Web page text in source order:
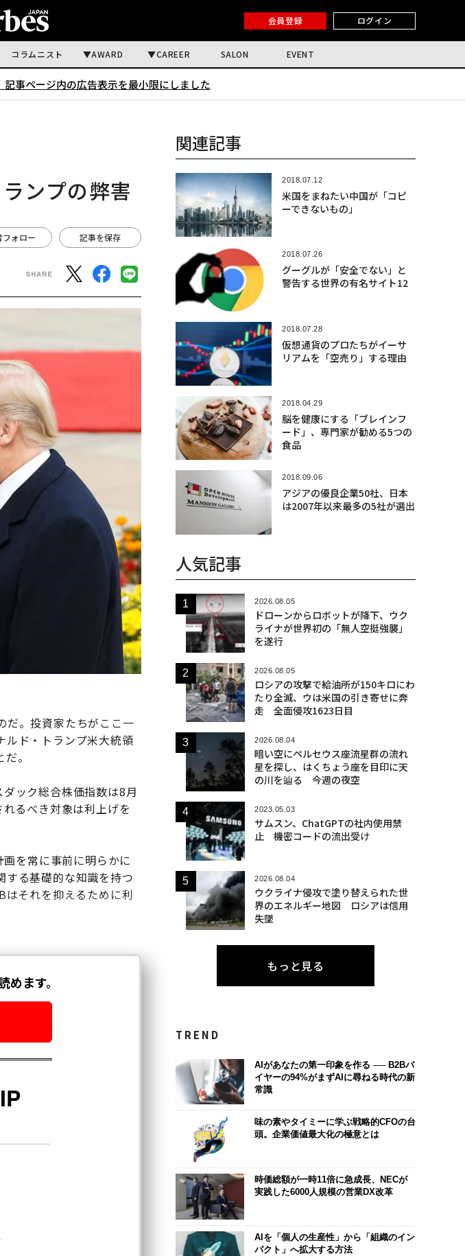
会員登録 ログイン
コラムニスト AWARD CAREER SALON EVENT
記事ページ内の広告表示を最小限にしました
ンプの弊害
フォロー 記事を保存
だ。投資家たちがここ一
ルド・トランプ米大統領
。
ック総合株価指数は8月
るべき対象は利上げを
を常に事前に明らかに
する基礎的な知識を持つ
はそれを抑えるために利
関連記事
2018.07.12
米国をまねたい中国が「コピ
ーできないもの」
2018.07.26
グーグルが「安全でない」と
警告する世界の有名サイト12
2018.07.28
仮想通貨のプロたちがイーサ
リアムを「空売り」する理由
2018.04.29
脳を健康にする「ブレインフ
ード」、専門家が勧める5つの
食品
2018.09.06
アジアの優良企業50社、日本
は2007年以来最多の5社が選出
人気記事
2026.08.05
ドローンからロボットが降下、ウク
ライナが世界初の「無人空挺強襲」
を遂行
2026.08.05
ロシアの攻撃で給油所が150キロにわ
たり全滅、ウは米国の引き寄せに奔
走 全面侵攻1623日目
2026.08.04
暗い空にペルセウス座流星群の流れ
星を探し、はくちょう座を目印に天
の川を辿る 今週の夜空
2023.05.03
サムスン、ChatGPTの社内使用禁
止 機密コードの流出受け
2026.08.04
ウクライナ侵攻で塗り替えられた世
界のエネルギー地図 ロシアは信用
失墜
もっと見る
TREND
AIがあなたの第一印象を作る ── B2Bバ
イヤーの94%がまずAIに尋ねる時代の新
常識
味の素やタイミーに学ぶ戦略的CFOの台
頭。企業価値最大化の極意とは
時価総額が一時11倍に急成長、NECが
実践した6000人規模の営業DX改革
AIを「個人の生産性」から「組織のイン
パクト」へ拡大する方法